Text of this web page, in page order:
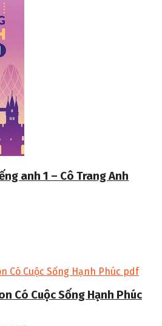
anh 1 – Cô Trang Anh
Có Cuộc Sống Hạnh Phúc